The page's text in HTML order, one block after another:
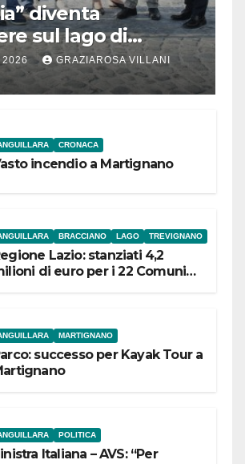
diventa
sul lago di
ieri
2026 GRAZIAROSA VILLANI
CRONACA
incendio a Martignano
BRACCIANO LAGO TREVIGNANO
Lazio: stanziati 4,2
di euro per i 22 Comuni
MARTIGNANO
successo per Kayak Tour a
POLITICA
Italiana – AVS: “Per